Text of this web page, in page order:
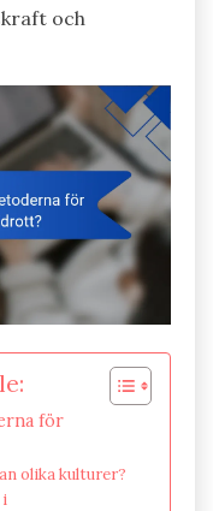
och
för
olika kulturer?
i